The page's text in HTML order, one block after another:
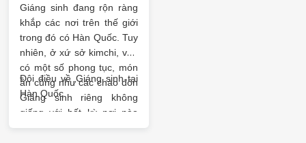
Giáng sinh đang rộn ràng
khắp các nơi trên thế giới
trong đó có Hàn Quốc. Tuy
nhiên, ở xứ sở kimchi, vẫn
có một số phong tục, món
ăn cũng như các chào đón
Giáng sinh riêng không
giống với bất kỳ nơi nào
trên thế giới. Hãy cùng
Đôi điều về Giáng sinh tại
Hàn Quốc